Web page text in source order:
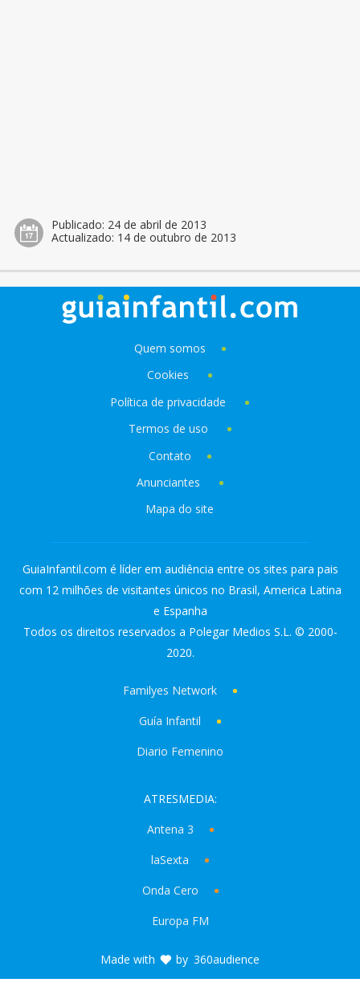
Publicado: 24 de abril de 2013
Actualizado: 14 de outubro de 2013
Quem somos
Cookies
Política de privacidade
Termos de uso
Contato
Anunciantes
Mapa do site
GuiaInfantil.com é líder em audiência entre os sites para pais
com 12 milhões de visitantes únicos no Brasil, America Latina
e Espanha
Todos os direitos reservados a Polegar Medios S.L. © 2000-
2020.
Familyes Network
Guía Infantil
Diario Femenino
ATRESMEDIA:
Antena 3
laSexta
Onda Cero
Europa FM
Made with by 360audience